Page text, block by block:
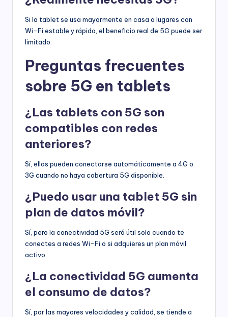
Si la tablet se usa mayormente en casa o lugares con
Wi-Fi estable y rápido, el beneficio real de 5G puede ser
limitado.
Preguntas frecuentes
sobre 5G en tablets
¿Las tablets con 5G son
compatibles con redes
anteriores?
Sí, ellas pueden conectarse automáticamente a 4G o
3G cuando no haya cobertura 5G disponible.
¿Puedo usar una tablet 5G sin
plan de datos móvil?
Sí, pero la conectividad 5G será útil solo cuando te
conectes a redes Wi-Fi o si adquieres un plan móvil
activo.
¿La conectividad 5G aumenta
el consumo de datos?
Sí, por las mayores velocidades y calidad, se tiende a